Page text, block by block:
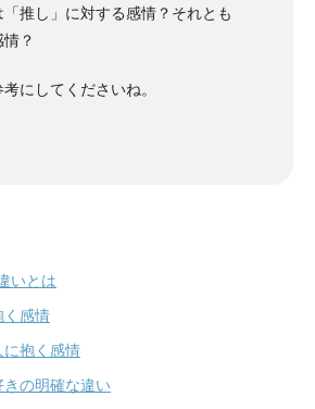
推し」に対する感情？それとも
情？
にしてくださいね。
いとは
く感情
に抱く感情
きの明確な違い